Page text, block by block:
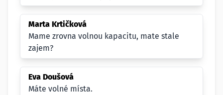
Marta Krtičková
Mame zrovna volnou kapacitu, mate stale
zajem?
Eva Doušová
Máte volné místa.